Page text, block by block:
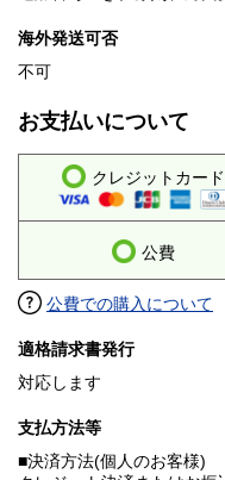
海外発送可否
不可
お支払いについて
クレジットカード
公費
公費での購入について
適格請求書発行
対応します
支払方法等
■決済方法(個人のお客様)